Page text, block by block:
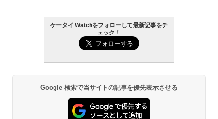
ケータイ Watchをフォローして最新記事をチ
ェック！
Google 検索で当サイトの記事を優先表示させる